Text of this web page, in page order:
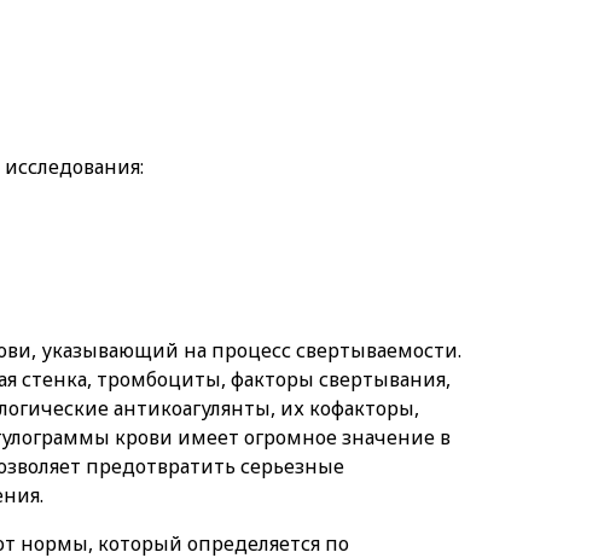
указывающий на процесс свертываемости.
стенка, тромбоциты, факторы свертывания,
антикоагулянты, их кофакторы,
крови имеет огромное значение в
предотвратить серьезные
нормы, который определяется по